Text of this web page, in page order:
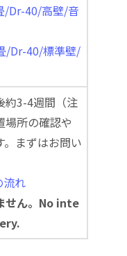
/Dr-40/高壁/音
/Dr-40/標準壁/
約3-4週間（注
場所の確認や
まずはお問い
流れ
せん。No inte